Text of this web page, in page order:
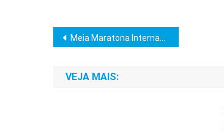
Navegação
de
Post
Meia Maratona Internacional de SP 2026: Rota Inédita
VEJA MAIS: